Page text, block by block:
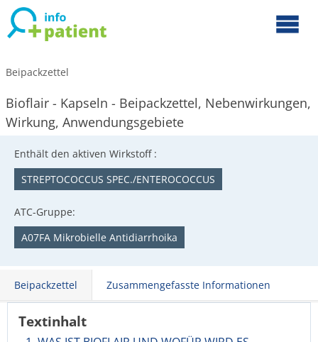
Beipackzettel
Bioflair - Kapseln - Beipackzettel, Nebenwirkungen,
Wirkung, Anwendungsgebiete
Enthält den aktiven Wirkstoff :
STREPTOCOCCUS SPEC./ENTEROCOCCUS
ATC-Gruppe:
A07FA Mikrobielle Antidiarrhoika
Beipackzettel Zusammengefasste Informationen
Textinhalt